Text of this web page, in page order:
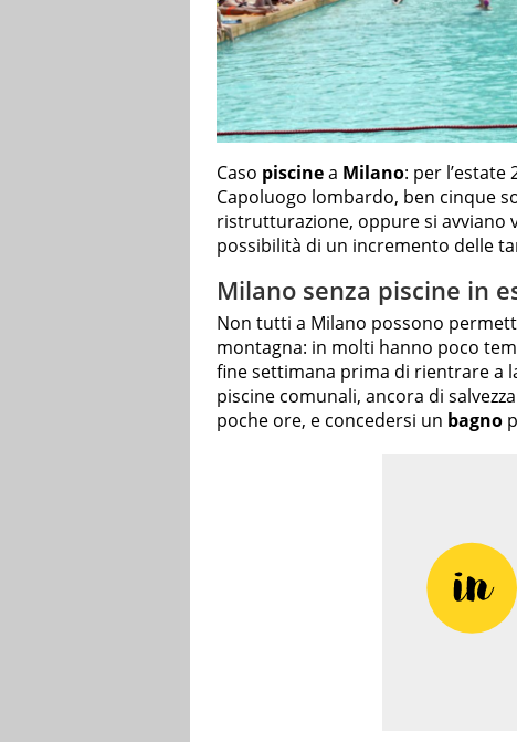
Caso piscinea Milano: per
Capoluogo lombardo, ben cinque
ristrutturazione, oppure si avviano
possibilità di un incremento delle
Milano senza piscine in
Non tutti a Milano possono
montagna: in molti hanno poco
fine settimana prima di rientrare a
piscine comunali, ancora di
poche ore, e concedersi un bagno